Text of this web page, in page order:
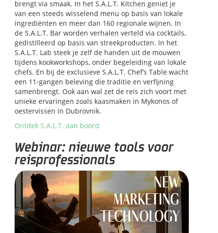
brengt via smaak. In het S.A.L.T. Kitchen geniet je
van een steeds wisselend menu op basis van lokale
ingrediënten en meer dan 160 regionale wijnen. In
de S.A.L.T. Bar worden verhalen verteld via cocktails,
gedistilleerd op basis van streekproducten. In het
S.A.L.T. Lab steek je zelf de handen uit de mouwen
tijdens kookworkshops, onder begeleiding van lokale
chefs. En bij de exclusieve S.A.L.T. Chef’s Table wacht
een 11-gangen beleving die traditie en verfijning
samenbrengt. Ook aan wal zet de reis zich voort met
unieke ervaringen zoals kaasmaken in Mykonos of
oestervissen in Dubrovnik.
Ontdek S.A.L.T. aan boord
Webinar: nieuwe tools voor
reisprofessionals